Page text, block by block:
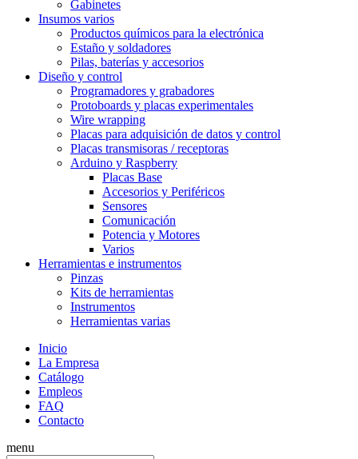
Gabinetes
Insumos varios
Productos químicos para la electrónica
Estaño y soldadores
Pilas, baterías y accesorios
Diseño y control
Programadores y grabadores
Protoboards y placas experimentales
Wire wrapping
Placas para adquisición de datos y control
Placas transmisoras / receptoras
Arduino y Raspberry
Placas Base
Accesorios y Periféricos
Sensores
Comunicación
Potencia y Motores
Varios
Herramientas e instrumentos
Pinzas
Kits de herramientas
Instrumentos
Herramientas varias
Inicio
La Empresa
Catálogo
Empleos
FAQ
Contacto
menu